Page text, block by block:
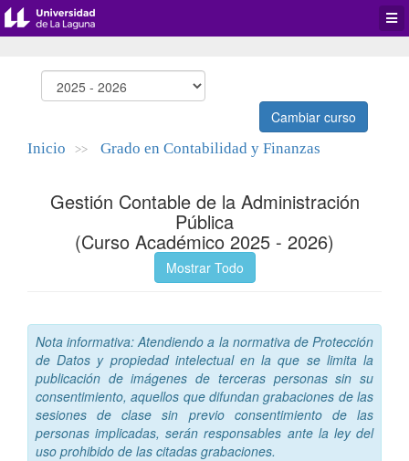
Cambiar curso
Inicio >> Grado en Contabilidad y Finanzas
Gestión Contable de la Administración
Pública
(Curso Académico 2025 - 2026)
Mostrar Todo
Nota informativa: Atendiendo a la normativa de Protección
de Datos y propiedad intelectual en la que se limita la
publicación de imágenes de terceras personas sin su
consentimiento, aquellos que difundan grabaciones de las
sesiones de clase sin previo consentimiento de las
personas implicadas, serán responsables ante la ley del
uso prohibido de las citadas grabaciones.